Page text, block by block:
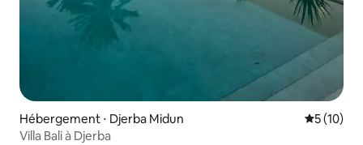
Hébergement ⋅ Djerba Midun
5 (10)
Villa Bali à Djerba